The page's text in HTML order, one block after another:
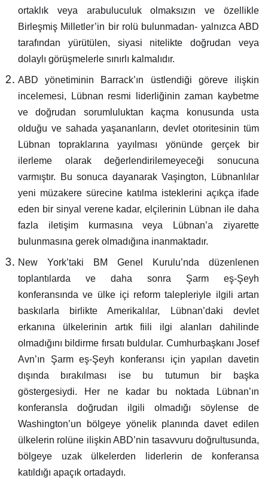
ortaklık veya arabuluculuk olmaksızın ve özellikle
Birleşmiş Milletler’in bir rolü bulunmadan- yalnızca ABD
tarafından yürütülen, siyasi nitelikte doğrudan veya
dolaylı görüşmelerle sınırlı kalmalıdır.
ABD yönetiminin Barrack’ın üstlendiği göreve ilişkin
incelemesi, Lübnan resmi liderliğinin zaman kaybetme
ve doğrudan sorumluluktan kaçma konusunda usta
olduğu ve sahada yaşananların, devlet otoritesinin tüm
Lübnan topraklarına yayılması yönünde gerçek bir
ilerleme olarak değerlendirilemeyeceği sonucuna
varmıştır. Bu sonuca dayanarak Vaşington, Lübnanlılar
yeni müzakere sürecine katılma isteklerini açıkça ifade
eden bir sinyal verene kadar, elçilerinin Lübnan ile daha
fazla iletişim kurmasına veya Lübnan’a ziyarette
bulunmasına gerek olmadığına inanmaktadır.
New York’taki BM Genel Kurulu’nda düzenlenen
toplantılarda ve daha sonra Şarm eş-Şeyh
konferansında ve ülke içi reform talepleriyle ilgili artan
baskılarla birlikte Amerikalılar, Lübnan’daki devlet
erkanına ülkelerinin artık fiili ilgi alanları dahilinde
olmadığını bildirme fırsatı buldular. Cumhurbaşkanı Josef
Avn’ın Şarm eş-Şeyh konferansı için yapılan davetin
dışında bırakılması ise bu tutumun bir başka
göstergesiydi. Her ne kadar bu noktada Lübnan’ın
konferansla doğrudan ilgili olmadığı söylense de
Washington’un bölgeye yönelik planında davet edilen
ülkelerin rolüne ilişkin ABD’nin tasavvuru doğrultusunda,
bölgeye uzak ülkelerden liderlerin de konferansa
katıldığı apaçık ortadaydı.